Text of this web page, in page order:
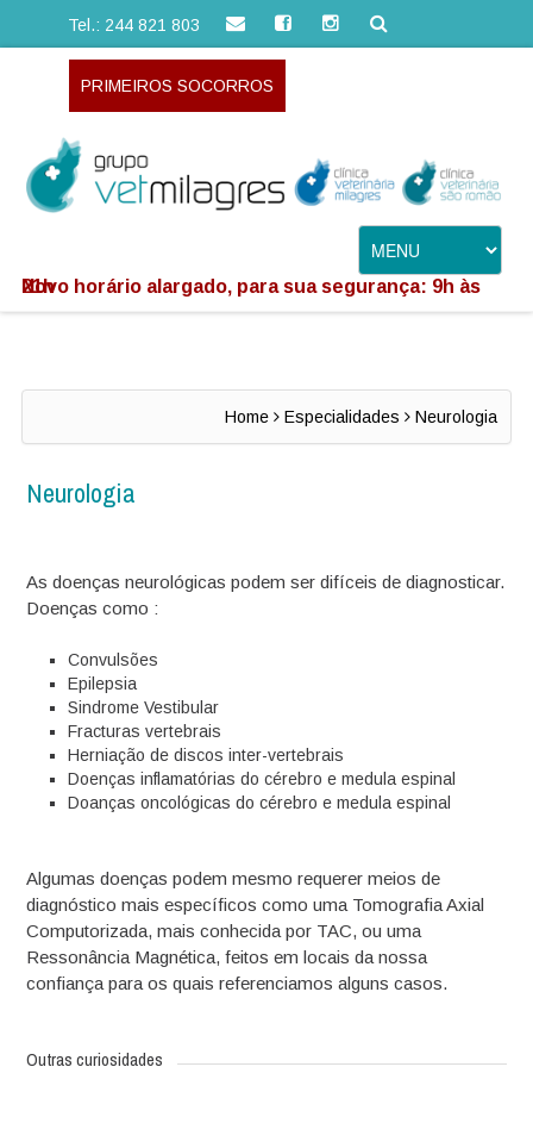
Tel.: 244 821 803
PRIMEIROS SOCORROS
Novo horário alargado, para sua segurança: 9h às 21h
Home Especialidades Neurologia
Neurologia
As doenças neurológicas podem ser difíceis de diagnosticar.
Doenças como :
Convulsões
Epilepsia
Sindrome Vestibular
Fracturas vertebrais
Herniação de discos inter-vertebrais
Doenças inflamatórias do cérebro e medula espinal
Doanças oncológicas do cérebro e medula espinal
Algumas doenças podem mesmo requerer meios de
diagnóstico mais específicos como uma Tomografia Axial
Computorizada, mais conhecida por TAC, ou uma
Ressonância Magnética, feitos em locais da nossa
confiança para os quais referenciamos alguns casos.
Outras curiosidades